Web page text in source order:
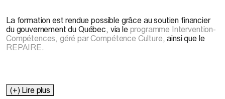
La formation est rendue possible grâce au soutien financier
du gouvernement du Québec, via le programme Intervention-
Compétences, géré par Compétence Culture, ainsi que le
REPAIRE.
(+) Lire plus